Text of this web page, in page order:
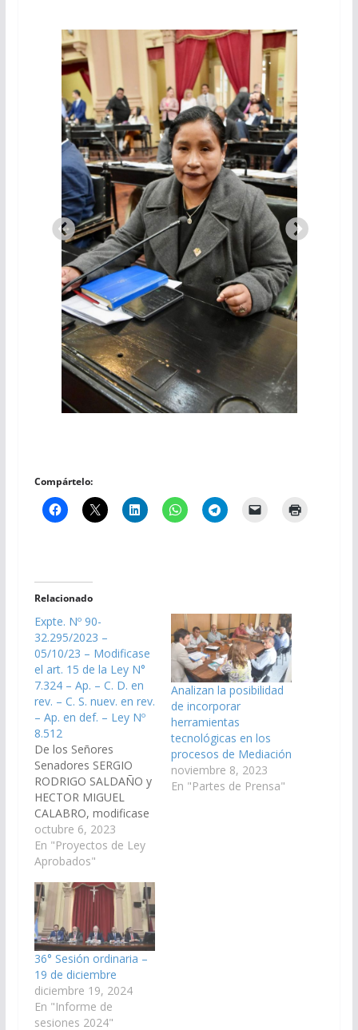
Compártelo:
Relacionado
Expte. Nº 90-
32.295/2023 –
05/10/23 – Modificase
el art. 15 de la Ley N°
7.324 – Ap. – C. D. en
rev. – C. S. nuev. en rev.
– Ap. en def. – Ley Nº
8.512
De los Señores
Senadores SERGIO
RODRIGO SALDAÑO y
HECTOR MIGUEL
CALABRO, modificase
el art. 15 de la Ley N°
7.324, el que quedará
redactado de la
15.- Las personas
fisicas deben
comparecer por si al
procedimiento de
mediación, salvo
motivos de fuerza
mayor
fehacientemente
justificados, en cuyo…
octubre 6, 2023
En "Proyectos de Ley
Aprobados"
Analizan la posibilidad
de incorporar
herramientas
tecnológicas en los
procesos de Mediación
noviembre 8, 2023
En "Partes de Prensa"
36° Sesión ordinaria –
19 de diciembre
diciembre 19, 2024
En "Informe de
sesiones 2024"